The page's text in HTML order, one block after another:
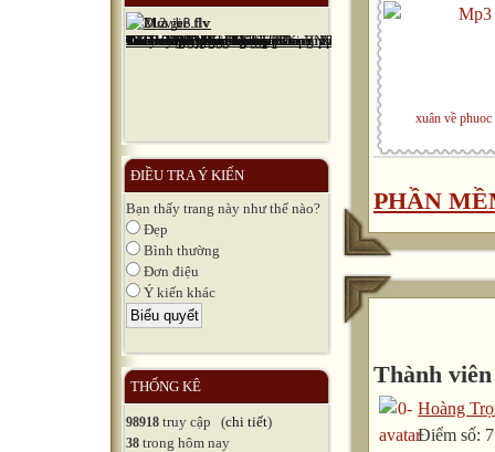
ĐIỀU TRA Ý KIẾN
Bạn thấy trang này như thế nào?
Đẹp
Bình thường
Đơn điệu
Ý kiến khác
THỐNG KÊ
98918 truy cập (chi tiết)
38 trong hôm nay
xuân về phuoc
PHẦN
Thành
Hoàng
Điểm số: